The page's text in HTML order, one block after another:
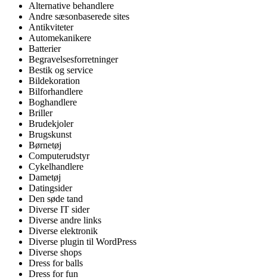
Alternative behandlere
Andre sæsonbaserede sites
Antikviteter
Automekanikere
Batterier
Begravelsesforretninger
Bestik og service
Bildekoration
Bilforhandlere
Boghandlere
Briller
Brudekjoler
Brugskunst
Børnetøj
Computerudstyr
Cykelhandlere
Dametøj
Datingsider
Den søde tand
Diverse IT sider
Diverse andre links
Diverse elektronik
Diverse plugin til WordPress
Diverse shops
Dress for balls
Dress for fun